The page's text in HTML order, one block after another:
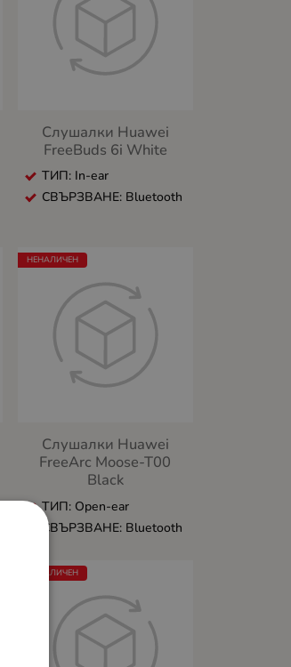
Слушалки Huawei
FreeBuds 6i White
ТИП: In-ear
СВЪРЗВАНЕ: Bluetooth
Слушалки Huawei
FreeArc Moose-T00
Black
ТИП: Open-ear
СВЪРЗВАНЕ: Bluetooth
НЕНАЛИЧЕН
НЕНАЛИЧЕН